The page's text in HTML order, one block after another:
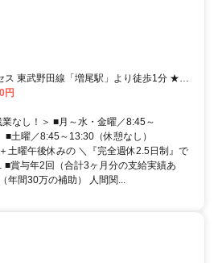
（駐車場あり）
円
なし！＞ ■月～水・金曜／8:45～
土曜／8:45～13:30（休憩なし）
土曜午後休みの ＼『完全週休2.5日制』で
賞与年2回（合計3ヶ月分の支給実績あ
年間30万の補助） 人間関...